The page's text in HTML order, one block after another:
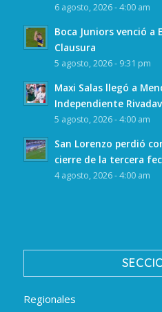
6 agosto, 2026 - 4:00 am
Boca Juniors venció
Clausura
5 agosto, 2026 - 9:31 pm
Maxi Salas llegó a
Independiente
5 agosto, 2026 - 4:00 am
San Lorenzo perdió
cierre de la tercera
4 agosto, 2026 - 4:00 am
Regionales